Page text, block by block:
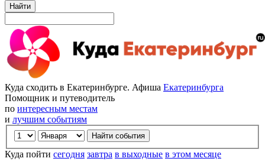
Найти
Куда сходить в Екатеринбурге. Афиша Екатеринбурга
Помощник и путеводитель
по интересным местам
и лучшим событиям
Куда пойти сегодня завтра в выходные в этом месяце